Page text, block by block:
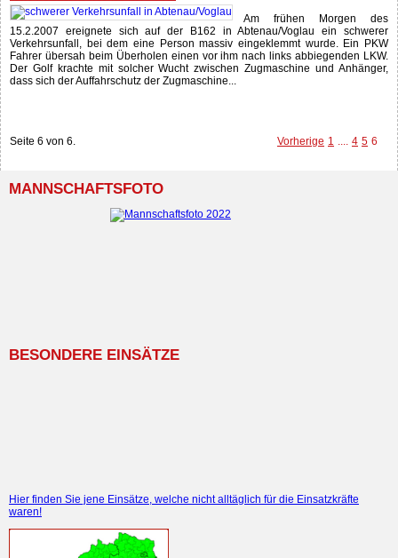
Am frühen Morgen des
15.2.2007 ereignete sich auf der B162 in Abtenau/Voglau ein schwerer
Verkehrsunfall, bei dem eine Person massiv eingeklemmt wurde. Ein PKW
Fahrer übersah beim Überholen einen vor ihm nach links abbiegenden LKW.
Der Golf krachte mit solcher Wucht zwischen Zugmaschine und Anhänger,
dass sich der Auffahrschutz der Zugmaschine...
Seite 6 von 6. Vorherige 1 .... 4 5 6
MANNSCHAFTSFOTO
BESONDERE EINSÄTZE
Hier finden Sie jene Einsätze, welche nicht alltäglich für die Einsatzkräfte
waren!